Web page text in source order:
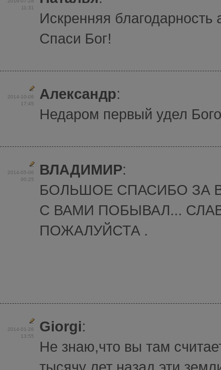
11:31
Искренняя благодарность
Спаси Бог!
2014-10-06
17:45
Александр:
Недаром первый удел
2014-05-06
00:25
ВЛАДИМИР:
БОЛЬШОЕ СПАСИБО ЗА
С ВАМИ ПОБЫВАЛ...
ПОЖАЛУЙСТА .
2014-01-26
13:55
Giorgi:
Не знаю,что вы там